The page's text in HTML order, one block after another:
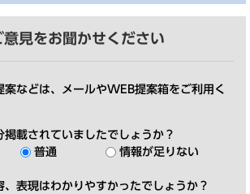
意見をお聞かせください
案などは、メールやWEB提案箱をご利用く
掲載されていましたでしょうか？
普通 情報が足りない
、表現はわかりやすかったでしょうか？